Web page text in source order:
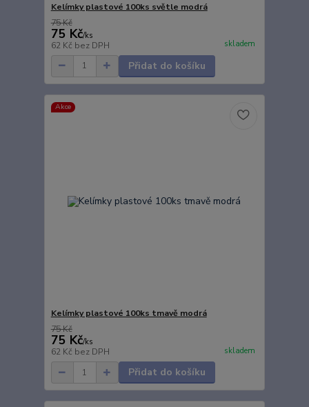
Kelímky plastové 100ks světle modrá
75 Kč
75 Kč/ks
62 Kč bez DPH skladem
Přidat do košíku
Akce
Kelímky plastové 100ks tmavě modrá
75 Kč
75 Kč/ks
62 Kč bez DPH skladem
Přidat do košíku